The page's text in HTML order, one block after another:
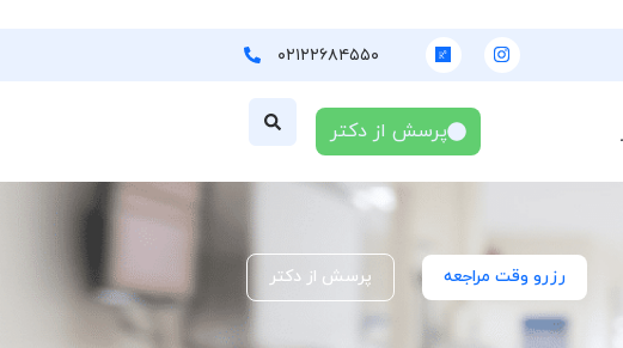
۰۲۱۲۲۶۸۴۵۵۰
پرسش از دکتر
رزرو وقت مراجعه پرسش از دکتر